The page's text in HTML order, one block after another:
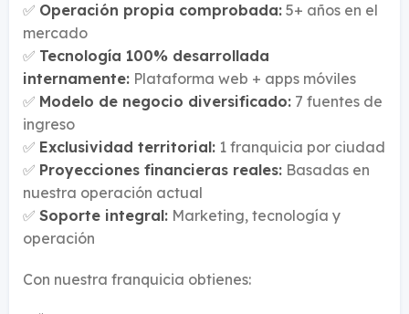
✅ Operación propia comprobada: 5+ años en el
mercado
✅ Tecnología 100% desarrollada
internamente: Plataforma web + apps móviles
✅ Modelo de negocio diversificado: 7 fuentes de
ingreso
✅ Exclusividad territorial: 1 franquicia por ciudad
✅ Proyecciones financieras reales: Basadas en
nuestra operación actual
✅ Soporte integral: Marketing, tecnología y
operación
Con nuestra franquicia obtienes: